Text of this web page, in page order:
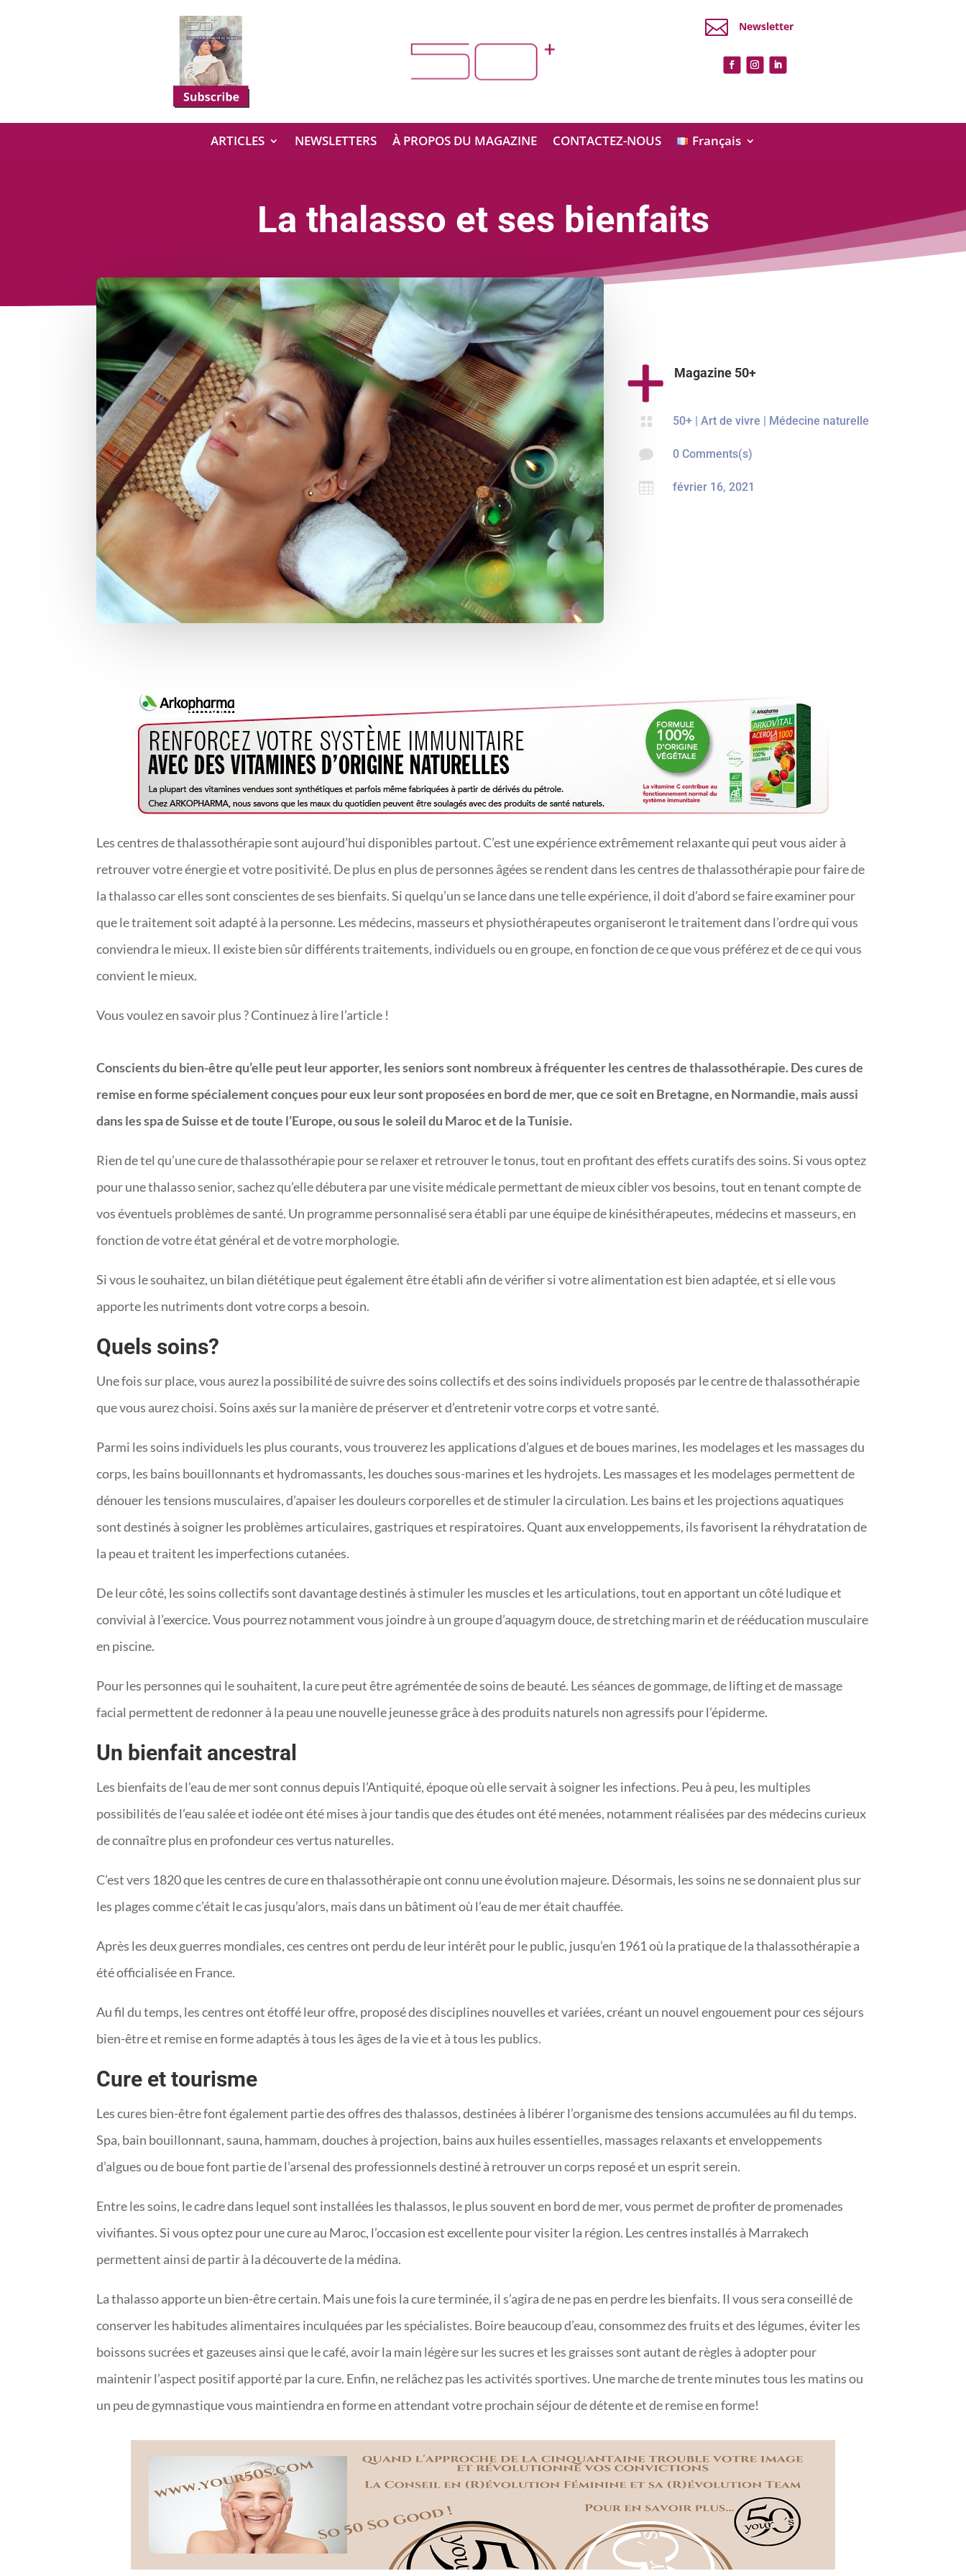
 Newsletter
ARTICLES NEWSLETTERS À PROPOS DU MAGAZINE CONTACTEZ-NOUS Français
La thalasso et ses bienfaits
Magazine 50+
 50+ |Art de vivre | Médecine naturelle
 0 Comments(s)
 février 16, 2021
Les centres de thalassothérapie sont aujourd’hui disponibles partout. C’est une expérience extrêmement relaxante qui peut vous aider à
retrouver votre énergie et votre positivité. De plus en plus de personnes âgées se rendent dans les centres de thalassothérapie pour faire de
la thalasso car elles sont conscientes de ses bienfaits. Si quelqu’un se lance dans une telle expérience, il doit d’abord se faire examiner pour
que le traitement soit adapté à la personne. Les médecins, masseurs et physiothérapeutes organiseront le traitement dans l’ordre qui vous
conviendra le mieux. Il existe bien sûr différents traitements, individuels ou en groupe, en fonction de ce que vous préférez et de ce qui vous
convient le mieux.
Vous voulez en savoir plus ? Continuez à lire l’article !
Conscients du bien-être qu’elle peut leur apporter, les seniors sont nombreux à fréquenter les centres de thalassothérapie. Des cures de
remise en forme spécialement conçues pour eux leur sont proposées en bord de mer, que ce soit en Bretagne, en Normandie, mais aussi
dans les spa de Suisse et de toute l’Europe, ou sous le soleil du Maroc et de la Tunisie.
Rien de tel qu’une cure de thalassothérapie pour se relaxer et retrouver le tonus, tout en profitant des effets curatifs des soins. Si vous optez
pour une thalasso senior, sachez qu’elle débutera par une visite médicale permettant de mieux cibler vos besoins, tout en tenant compte de
vos éventuels problèmes de santé. Un programme personnalisé sera établi par une équipe de kinésithérapeutes, médecins et masseurs, en
fonction de votre état général et de votre morphologie.
Si vous le souhaitez, un bilan diététique peut également être établi afin de vérifier si votre alimentation est bien adaptée, et si elle vous
apporte les nutriments dont votre corps a besoin.
Quels soins?
Une fois sur place, vous aurez la possibilité de suivre des soins collectifs et des soins individuels proposés par le centre de thalassothérapie
que vous aurez choisi. Soins axés sur la manière de préserver et d’entretenir votre corps et votre santé.
Parmi les soins individuels les plus courants, vous trouverez les applications d’algues et de boues marines, les modelages et les massages du
corps, les bains bouillonnants et hydromassants, les douches sous-marines et les hydrojets. Les massages et les modelages permettent de
dénouer les tensions musculaires, d’apaiser les douleurs corporelles et de stimuler la circulation. Les bains et les projections aquatiques
sont destinés à soigner les problèmes articulaires, gastriques et respiratoires. Quant aux enveloppements, ils favorisent la réhydratation de
la peau et traitent les imperfections cutanées.
De leur côté, les soins collectifs sont davantage destinés à stimuler les muscles et les articulations, tout en apportant un côté ludique et
convivial à l’exercice. Vous pourrez notamment vous joindre à un groupe d’aquagym douce, de stretching marin et de rééducation musculaire
en piscine.
Pour les personnes qui le souhaitent, la cure peut être agrémentée de soins de beauté. Les séances de gommage, de lifting et de massage
facial permettent de redonner à la peau une nouvelle jeunesse grâce à des produits naturels non agressifs pour l’épiderme.
Un bienfait ancestral
Les bienfaits de l’eau de mer sont connus depuis l’Antiquité, époque où elle servait à soigner les infections. Peu à peu, les multiples
possibilités de l’eau salée et iodée ont été mises à jour tandis que des études ont été menées, notamment réalisées par des médecins curieux
de connaître plus en profondeur ces vertus naturelles.
C’est vers 1820 que les centres de cure en thalassothérapie ont connu une évolution majeure. Désormais, les soins ne se donnaient plus sur
les plages comme c’était le cas jusqu’alors, mais dans un bâtiment où l’eau de mer était chauffée.
Après les deux guerres mondiales, ces centres ont perdu de leur intérêt pour le public, jusqu’en 1961 où la pratique de la thalassothérapie a
été officialisée en France.
Au fil du temps, les centres ont étoffé leur offre, proposé des disciplines nouvelles et variées, créant un nouvel engouement pour ces séjours
bien-être et remise en forme adaptés à tous les âges de la vie et à tous les publics.
Cure et tourisme
Les cures bien-être font également partie des offres des thalassos, destinées à libérer l’organisme des tensions accumulées au fil du temps.
Spa, bain bouillonnant, sauna, hammam, douches à projection, bains aux huiles essentielles, massages relaxants et enveloppements
d’algues ou de boue font partie de l’arsenal des professionnels destiné à retrouver un corps reposé et un esprit serein.
Entre les soins, le cadre dans lequel sont installées les thalassos, le plus souvent en bord de mer, vous permet de profiter de promenades
vivifiantes. Si vous optez pour une cure au Maroc, l’occasion est excellente pour visiter la région. Les centres installés à Marrakech
permettent ainsi de partir à la découverte de la médina.
La thalasso apporte un bien-être certain. Mais une fois la cure terminée, il s’agira de ne pas en perdre les bienfaits. Il vous sera conseillé de
conserver les habitudes alimentaires inculquées par les spécialistes. Boire beaucoup d’eau, consommez des fruits et des légumes, éviter les
boissons sucrées et gazeuses ainsi que le café, avoir la main légère sur les sucres et les graisses sont autant de règles à adopter pour
maintenir l’aspect positif apporté par la cure. Enfin, ne relâchez pas les activités sportives. Une marche de trente minutes tous les matins ou
un peu de gymnastique vous maintiendra en forme en attendant votre prochain séjour de détente et de remise en forme!